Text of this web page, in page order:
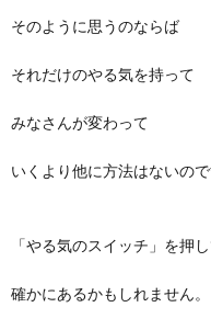
そのように思うのならば
それだけのやる気を持って
みなさんが変わって
いくより他に方法はないので
「やる気のスイッチ」を押
確かにあるかもしれません。